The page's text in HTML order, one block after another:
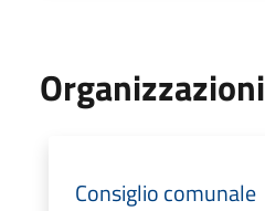
Organizzazioni
Consiglio comunale